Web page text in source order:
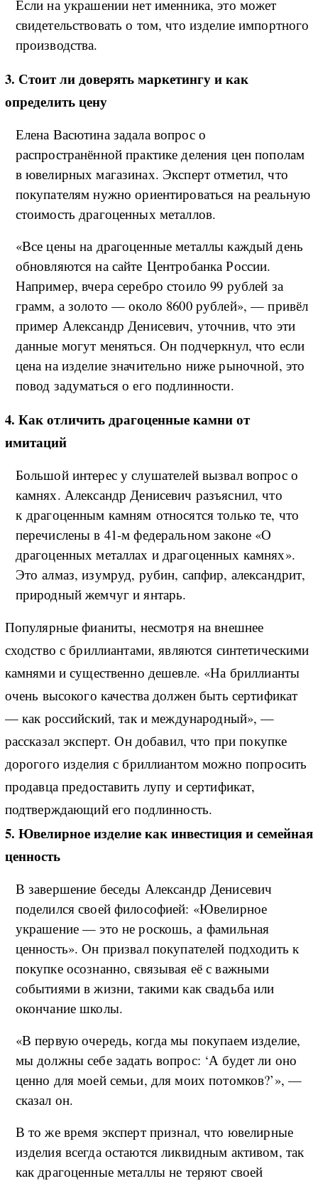
Если на украшении нет именника, это может
свидетельствовать о том, что изделие импортного
производства.
3. Стоит ли доверять маркетингу и как
определить цену
Елена Васютина задала вопрос о
распространённой практике деления цен пополам
в ювелирных магазинах. Эксперт отметил, что
покупателям нужно ориентироваться на реальную
стоимость драгоценных металлов.
«Все цены на драгоценные металлы каждый день
обновляются на сайте Центробанка России.
Например, вчера серебро стоило 99 рублей за
грамм, а золото — около 8600 рублей», — привёл
пример Александр Денисевич, уточнив, что эти
данные могут меняться. Он подчеркнул, что если
цена на изделие значительно ниже рыночной, это
повод задуматься о его подлинности.
4. Как отличить драгоценные камни от
имитаций
Большой интерес у слушателей вызвал вопрос о
камнях. Александр Денисевич разъяснил, что
к драгоценным камням относятся только те, что
перечислены в 41-м федеральном законе «О
драгоценных металлах и драгоценных камнях».
Это алмаз, изумруд, рубин, сапфир, александрит,
природный жемчуг и янтарь.
Популярные фианиты, несмотря на внешнее
сходство с бриллиантами, являются синтетическими
камнями и существенно дешевле. «На бриллианты
очень высокого качества должен быть сертификат
— как российский, так и международный», —
рассказал эксперт. Он добавил, что при покупке
дорогого изделия с бриллиантом можно попросить
продавца предоставить лупу и сертификат,
подтверждающий его подлинность.
5. Ювелирное изделие как инвестиция и семейная
ценность
В завершение беседы Александр Денисевич
поделился своей философией: «Ювелирное
украшение — это не роскошь, а фамильная
ценность». Он призвал покупателей подходить к
покупке осознанно, связывая её с важными
событиями в жизни, такими как свадьба или
окончание школы.
«В первую очередь, когда мы покупаем изделие,
мы должны себе задать вопрос: ‘А будет ли оно
ценно для моей семьи, для моих потомков?’», —
сказал он.
В то же время эксперт признал, что ювелирные
изделия всегда остаются ликвидным активом, так
как драгоценные металлы не теряют своей